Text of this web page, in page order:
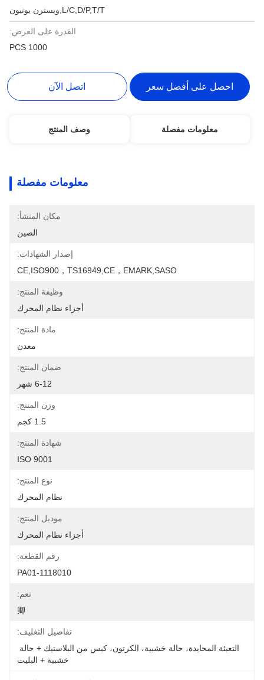
L/C,D/P,T/T,ويسترن يونيون
القدرة على العرض:
1000 PCS
احصل على أفضل سعر اتصل الآن
معلومات مفصلة وصف المنتج
معلومات مفصلة
مكان المنشأ:
الصين
إصدار الشهادات:
CE,ISO900，TS16949,CE，EMARK,SASO
وظيفة المنتج:
أجزاء نظام المحرك
مادة المنتج:
معدن
ضمان المنتج:
6-12 شهر
وزن المنتج:
1.5 كجم
شهادة المنتج:
ISO 9001
نوع المنتج:
نظام المحرك
موديل المنتج:
أجزاء نظام المحرك
رقم القطعة:
1118010-PA01
نعم:
卿
تفاصيل التغليف:
التعبئة المحايدة، حالة خشبية، الكرتون، كيس من البلاستيك + حالة
خشبية + البليت